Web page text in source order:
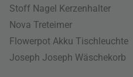
Stoff Nagel Kerzenhalter
Nova Treteimer
Flowerpot Akku Tischleuchte
Joseph Joseph Wäschekorb